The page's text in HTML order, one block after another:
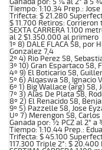
Tiempo: 1:10.34 Prep.:
Trifecta: $ 21.280
$ 11.700 Retiros: Corrieron
SEXTA CARRERA 1.100
al 2 $1.350.000 al primero
1º 8) DALE FLACA 58,
Gonzalez 7,4
2º 4) Rio Perez 58,
3º 10) Gran Espartaco 58,
4º 9) El Boticario 58,
5º 6) Alqaswa 58, Ignacio
6º 1) Big Wallace (arg) 58,
7º 3) Alas De Plata 58,
8º 2) El Renacido 58,
9º 5) Pazzelle 58, Jose
Uº 7) Merengon 58,
Ganada por: ½ PCZ al 2° a
Tiempo: 1:10.44 Prep.:
Trifecta: $ 45.100
117.300 Triple 2°: $